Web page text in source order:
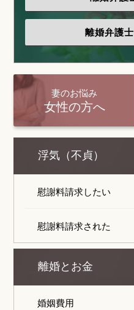
離婚弁護士
妻のお悩み
女性の方へ
浮気（不貞）
慰謝料請求したい
慰謝料請求された
離婚とお金
婚姻費用